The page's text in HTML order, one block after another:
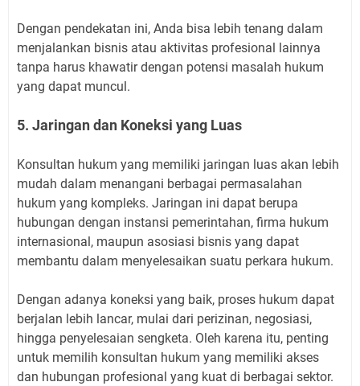
Dengan pendekatan ini, Anda bisa lebih tenang dalam
menjalankan bisnis atau aktivitas profesional lainnya
tanpa harus khawatir dengan potensi masalah hukum
yang dapat muncul.
5. Jaringan dan Koneksi yang Luas
Konsultan hukum yang memiliki jaringan luas akan lebih
mudah dalam menangani berbagai permasalahan
hukum yang kompleks. Jaringan ini dapat berupa
hubungan dengan instansi pemerintahan, firma hukum
internasional, maupun asosiasi bisnis yang dapat
membantu dalam menyelesaikan suatu perkara hukum.
Dengan adanya koneksi yang baik, proses hukum dapat
berjalan lebih lancar, mulai dari perizinan, negosiasi,
hingga penyelesaian sengketa. Oleh karena itu, penting
untuk memilih konsultan hukum yang memiliki akses
dan hubungan profesional yang kuat di berbagai sektor.